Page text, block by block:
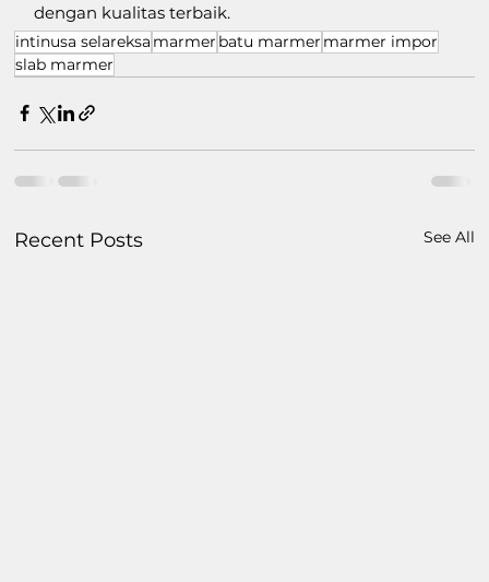
dengan kualitas terbaik.
intinusa selareksa marmer batu marmer marmer impor
slab marmer
Recent Posts See All